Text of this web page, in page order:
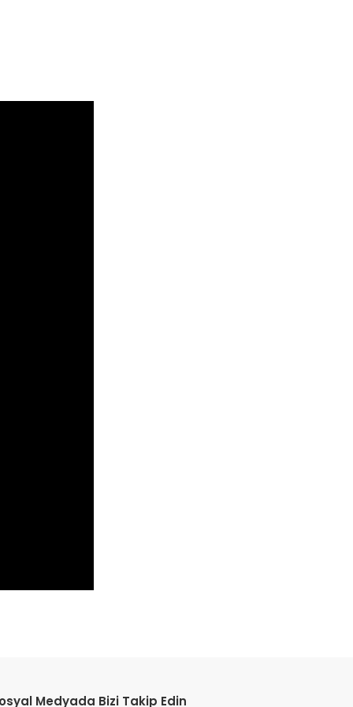
Medyada Bizi Takip Edin